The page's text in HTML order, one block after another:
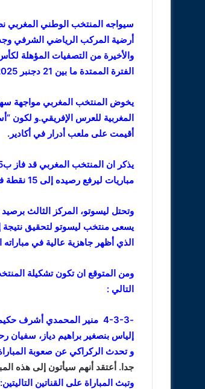
أرضية المركب الرياضي الشرفي
الفترة الممتدة ما بين 21 دجنبر 2025 و18 يناير 2026.
يخوض المنتخب المغربي مواجهة
أقيمت على ملعب أدرار في أكادير.
مباريات ليرفع رصيده إلى 15 نقطة في صدارة المجموعة الثانية،
يسعى منتخب ليسوتو لتحقيق نتيجة
الذي أظهر جاهزية عالية في مباراته
التالي :
-4-3-3 منير المحمدي أشرف
إلياس بنصغير براهيم دياز، سفيان
و تحدث الركراكي عن صعوبة المباراة
جدا. أعتقد أنهم سيأتون إلى هذه
وتبث المباراة على القناتين التاليتين: